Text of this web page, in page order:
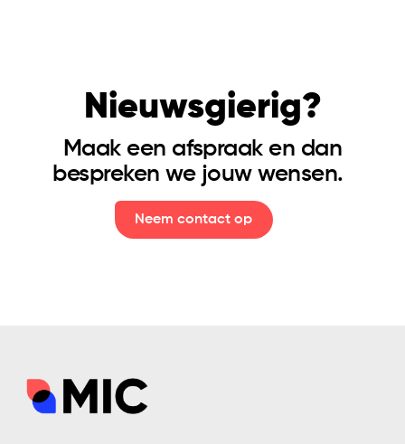
DM QR-code
Nieuwsgierig?
Maak een afspraak en dan
bespreken we jouw wensen.
Neem contact op